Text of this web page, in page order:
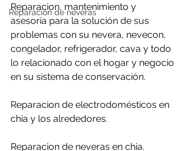
Reparación de neveras
Reparacion, mantenimiento y
asesoría para la solución de sus
problemas con su nevera, nevecon,
congelador, refrigerador, cava y todo
lo relacionado con el hogar y negocio
en su sistema de conservación.
Reparacion de electrodomésticos en
chia y los alrededores.
Reparacion de neveras en chia.